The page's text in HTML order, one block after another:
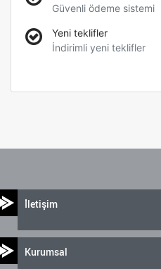
Güvenli ödeme sistemi
Yeni teklifler
İndirimli yeni teklifler
İletişim
Kurumsal